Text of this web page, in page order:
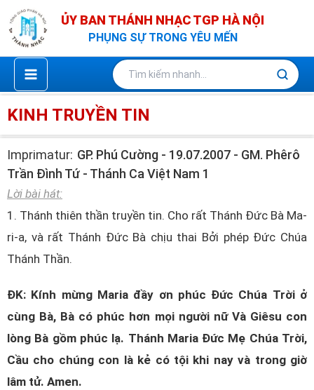
Nhảy
tới
nội
dung
ỦY BAN THÁNH NHẠC TGP HÀ NỘI
PHỤNG SỰ TRONG YÊU MẾN
KINH TRUYỀN TIN
Imprimatur: GP. Phú Cường - 19.07.2007 - GM. Phêrô
Trần Đình Tứ - Thánh Ca Việt Nam 1
Lời bài hát:
1. Thánh thiên thần truyền tin. Cho rất Thánh Đức Bà Ma-
ri-a, và rất Thánh Đức Bà chịu thai Bởi phép Đức Chúa
Thánh Thần.
ĐK: Kính mừng Maria đầy ơn phúc Đức Chúa Trời ở
cùng Bà, Bà có phúc hơn mọi người nữ Và Giêsu con
lòng Bà gồm phúc lạ. Thánh Maria Đức Mẹ Chúa Trời,
Cầu cho chúng con là kẻ có tội khi nay và trong giờ
lâm tử. Amen.